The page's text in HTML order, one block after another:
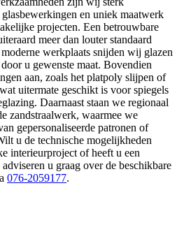
en uniek maatwerk
projecten. Een betrouwbare
meer dan louter standaard
werkplaats snijden wij glazen
u gewenste maat. Bovendien
aan, zoals het platpoly slijpen of
uitermate geschikt is voor spiegels
Daarnaast staan we regionaal
zandstraalwerk, waarmee we
gepersonaliseerde patronen of
u de technische mogelijkheden
interieurproject of heeft u een
u graag over de beschikbare
076-2059177.